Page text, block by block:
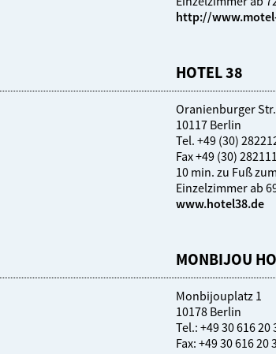
http://
HOTEL 38
Oranienburger
10117 Berlin
Tel. +49 (30)
Fax +49 (30)
10 min. zu Fuß
Einzelzimmer ab
www.hotel38.de
MONBIJOU
Monbijouplatz 1
10178 Berlin
Tel.: +49 30 616 20
Fax: +49 30 616 20